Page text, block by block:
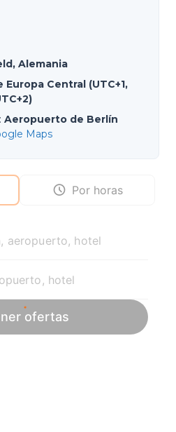
Alemania
Europa Central (UTC+1,
: Aeropuerto de Berlín
Maps